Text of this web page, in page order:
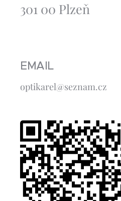
301 00 Plzeň
EMAIL
optikarel@seznam.cz